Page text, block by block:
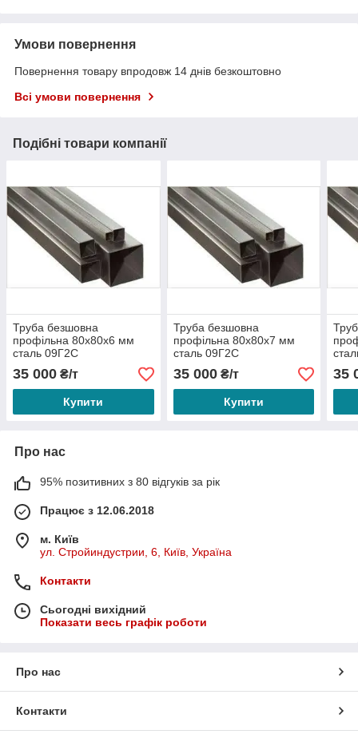
Умови повернення
Повернення товару впродовж 14 днів безкоштовно
Всі умови повернення
Подібні товари компанії
Труба безшовна
профільна 80х80х6 мм
сталь 09Г2С
35 000 ₴/т
Купити
Труба безшовна
профільна 80х80х7 мм
сталь 09Г2С
35 000₴/т
Купити
35
Про нас
95% позитивних з 80 відгуків за рік
Працює з 12.06.2018
м. Київ
ул. Стройиндустрии, 6, Київ, Україна
Контакти
Сьогодні вихідний
Показати весь графік роботи
Про нас
Контакти